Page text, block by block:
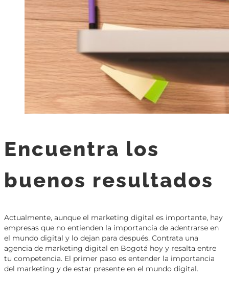
Encuentra los
buenos resultados
Actualmente, aunque el marketing digital es importante, hay
empresas que no entienden la importancia de adentrarse en
el mundo digital y lo dejan para después. Contrata una
agencia de marketing digital en Bogotá hoy y resalta entre
tu competencia. El primer paso es entender la importancia
del marketing y de estar presente en el mundo digital.